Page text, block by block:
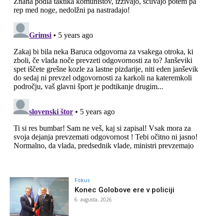
Fokus
Konec Golobove ere v policiji
6. avgusta, 2026